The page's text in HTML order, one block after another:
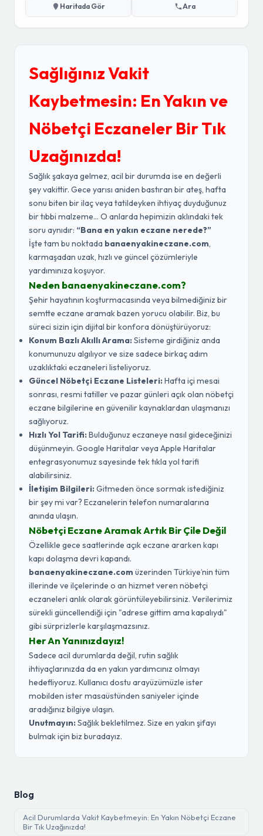
Haritada Gör Ara
Sağlığınız Vakit
Kaybetmesin: En Yakın ve
Nöbetçi Eczaneler Bir Tık
Uzağınızda!
Sağlık şakaya gelmez, acil bir durumda ise en değerli
şey vakittir. Gece yarısı aniden bastıran bir ateş, hafta
sonu biten bir ilaç veya tatildeyken ihtiyaç duyduğunuz
bir tıbbi malzeme... O anlarda hepimizin aklındaki tek
soru aynıdır: “Bana en yakın eczane nerede?”
İşte tam bu noktada banaenyakineczane.com,
karmaşadan uzak, hızlı ve güncel çözümleriyle
yardımınıza koşuyor.
Neden banaenyakineczane.com?
Şehir hayatının koşturmacasında veya bilmediğiniz bir
semtte eczane aramak bazen yorucu olabilir. Biz, bu
süreci sizin için dijital bir konfora dönüştürüyoruz:
Konum Bazlı Akıllı Arama:Sisteme girdiğiniz anda
konumunuzu algılıyor ve size sadece birkaç adım
uzaklıktaki eczaneleri listeliyoruz.
Güncel Nöbetçi Eczane Listeleri:Hafta içi mesai
sonrası, resmi tatiller ve pazar günleri açık olan nöbetçi
eczane bilgilerine en güvenilir kaynaklardan ulaşmanızı
sağlıyoruz.
Hızlı Yol Tarifi:Bulduğunuz eczaneye nasıl gideceğinizi
düşünmeyin. Google Haritalar veya Apple Haritalar
entegrasyonumuz sayesinde tek tıkla yol tarifi
alabilirsiniz.
İletişim Bilgileri:Gitmeden önce sormak istediğiniz
bir şey mi var? Eczanelerin telefon numaralarına
anında ulaşın.
Nöbetçi Eczane Aramak Artık Bir Çile Değil
Özellikle gece saatlerinde açık eczane ararken kapı
kapı dolaşma devri kapandı.
banaenyakineczane.com üzerinden Türkiye’nin tüm
illerinde ve ilçelerinde o an hizmet veren nöbetçi
eczaneleri anlık olarak görüntüleyebilirsiniz. Verilerimiz
sürekli güncellendiği için "adrese gittim ama kapalıydı"
gibi sürprizlerle karşılaşmazsınız.
Her An Yanınızdayız!
Sadece acil durumlarda değil, rutin sağlık
ihtiyaçlarınızda da en yakın yardımcınız olmayı
hedefliyoruz. Kullanıcı dostu arayüzümüzle ister
mobilden ister masaüstünden saniyeler içinde
aradığınız bilgiye ulaşın.
Unutmayın:Sağlık bekletilmez. Size en yakın şifayı
bulmak için biz buradayız.
Blog
Acil Durumlarda Vakit Kaybetmeyin: En Yakın Nöbetçi Eczane
Bir Tık Uzağınızda!